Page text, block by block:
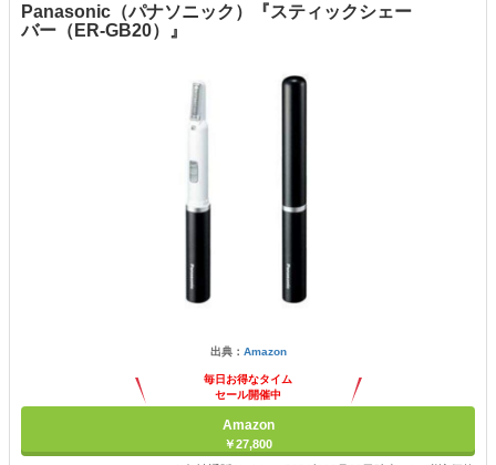
Panasonic（パナソニック）『スティックシェー
バー（ER-GB20）』
出典： Amazon
毎日お得なタイム
セール開催中
Amazon
￥27,800